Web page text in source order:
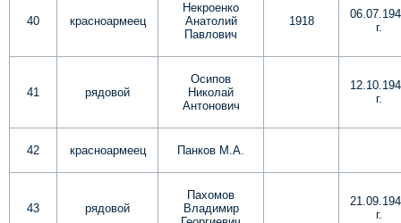
40 красноармеец
Некроенко
Анатолий
Павлович
1918
г.
41 рядовой
Осипов
Николай
Антонович
г.
42 красноармеец Панков М.А.
43 рядовой
Пахомов
Владимир
г.